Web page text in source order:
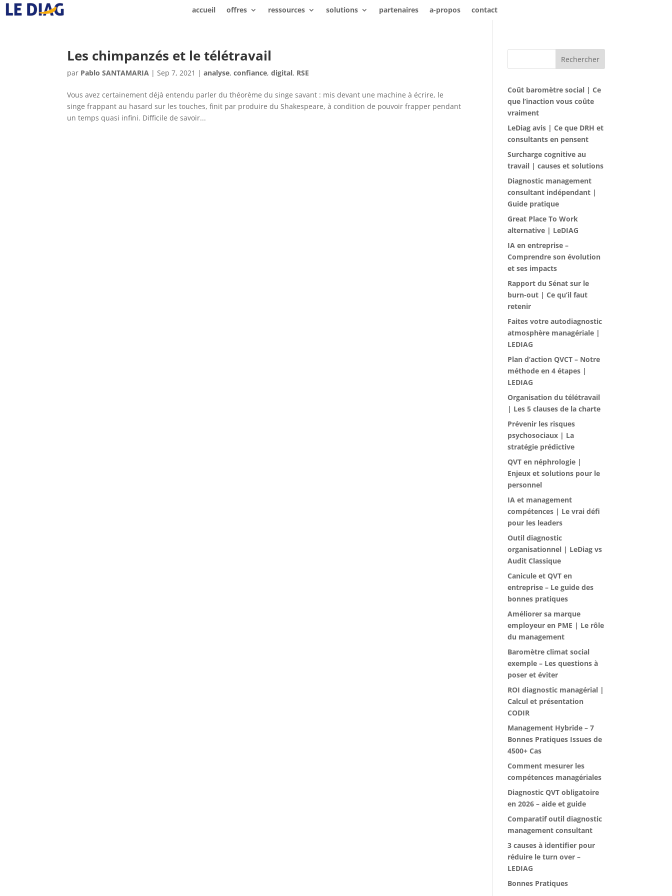
accueil offres ressources solutions partenaires a-propos contact
Les chimpanzés et le télétravail
par Pablo SANTAMARIA |Sep 7, 2021 |analyse,confiance,digital, RSE
Vous avez certainement déjà entendu parler du théorème du singe savant : mis devant une machine à écrire, le
singe frappant au hasard sur les touches, finit par produire du Shakespeare, à condition de pouvoir frapper pendant
un temps quasi infini. Difficile de savoir...
Rechercher
Coût baromètre social | Ce
que l’inaction vous coûte
vraiment
LeDiag avis | Ce que DRH et
consultants en pensent
Surcharge cognitive au
travail | causes et solutions
Diagnostic management
consultant indépendant |
Guide pratique
Great Place To Work
alternative | LeDIAG
IA en entreprise –
Comprendre son évolution
et ses impacts
Rapport du Sénat sur le
burn-out | Ce qu’il faut
retenir
Faites votre autodiagnostic
atmosphère managériale |
LEDIAG
Plan d’action QVCT – Notre
méthode en 4 étapes |
LEDIAG
Organisation du télétravail
| Les 5 clauses de la charte
Prévenir les risques
psychosociaux | La
stratégie prédictive
QVT en néphrologie |
Enjeux et solutions pour le
personnel
IA et management
compétences | Le vrai défi
pour les leaders
Outil diagnostic
organisationnel | LeDiag vs
Audit Classique
Canicule et QVT en
entreprise – Le guide des
bonnes pratiques
Améliorer sa marque
employeur en PME | Le rôle
du management
Baromètre climat social
exemple – Les questions à
poser et éviter
ROI diagnostic managérial |
Calcul et présentation
CODIR
Management Hybride – 7
Bonnes Pratiques Issues de
4500+ Cas
Comment mesurer les
compétences managériales
Diagnostic QVT obligatoire
en 2026 – aide et guide
Comparatif outil diagnostic
management consultant
3 causes à identifier pour
réduire le turn over –
LEDIAG
Bonnes Pratiques